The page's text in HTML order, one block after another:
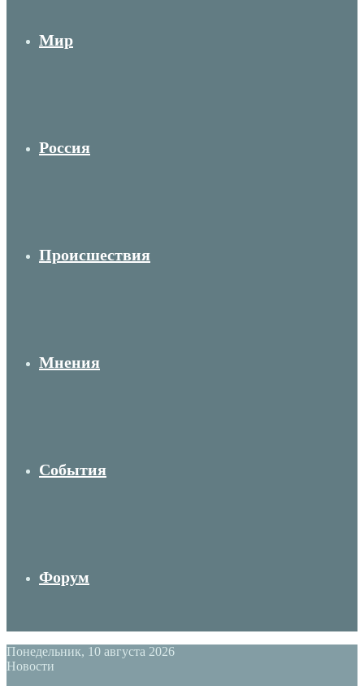
Мир
Россия
Происшествия
Мнения
События
Форум
Понедельник, 10 августа 2026
Новости